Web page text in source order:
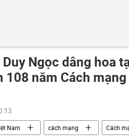
Ngọc dâng hoa
108 năm Cách
Nam cách mạng
Cách